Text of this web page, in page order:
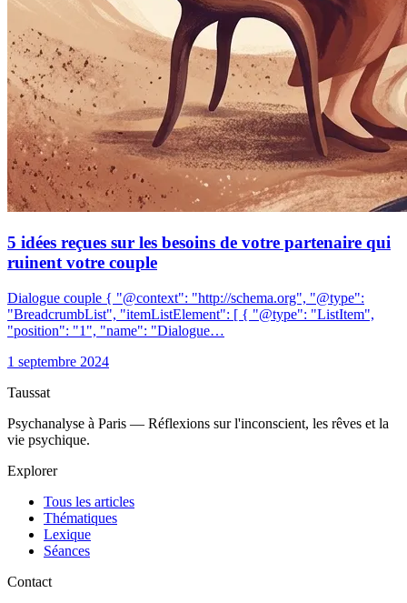
5 idées reçues sur les besoins de votre partenaire qui
ruinent votre couple
Dialogue couple { "@context": "http://schema.org", "@type":
"BreadcrumbList", "itemListElement": [ { "@type": "ListItem",
"position": "1", "name": "Dialogue…
1 septembre 2024
Taussat
Psychanalyse à Paris — Réflexions sur l'inconscient, les rêves et la
vie psychique.
Explorer
Tous les articles
Thématiques
Lexique
Séances
Contact